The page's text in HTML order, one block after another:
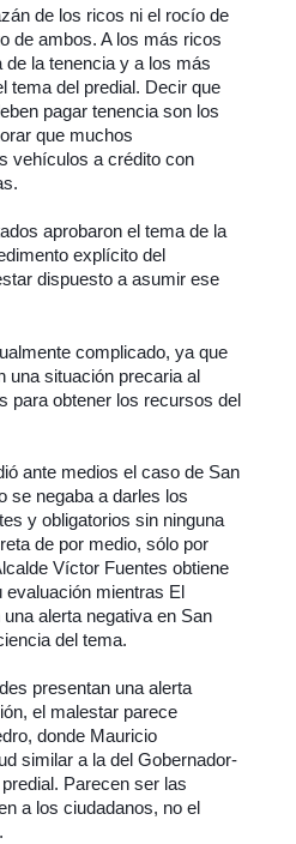
de los ricos ni el rocío de
de ambos. A los más ricos
de la tenencia y a los más
tema del predial. Decir que
pagar tenencia son los
que muchos
vehículos a crédito con
aprobaron el tema de la
explícito del
dispuesto a asumir ese
complicado, ya que
una situación precaria al
para obtener los recursos del
ante medios el caso de San
se negaba a darles los
y obligatorios sin ninguna
de por medio, sólo por
Víctor Fuentes obtiene
mientras El
alerta negativa en San
del tema.
presentan una alerta
el malestar parece
donde Mauricio
similar a la del Gobernador-
Parecen ser las
a los ciudadanos, no el